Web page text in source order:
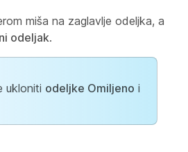
miša na zaglavlje odeljka, a
odeljak.
ukloniti odeljke Omiljeno i